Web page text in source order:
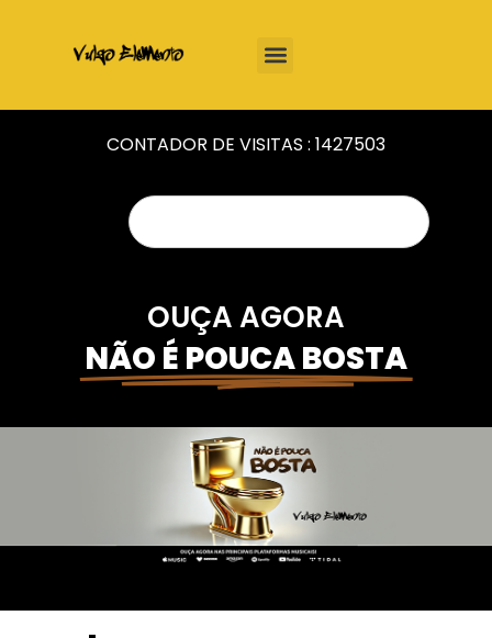
CONTADOR DE VISITAS : 1427503
OUÇA AGORA
NÃO É POUCA BOSTA